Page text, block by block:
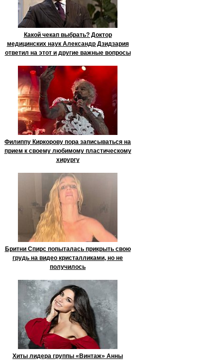
Какой чекап выбрать? Доктор
медицинских наук Александр Дзидзария
ответил на этот и другие важные вопросы
Филиппу Киркорову пора записываться на
прием к своему любимому пластическому
хирургу
Бритни Спирс попыталась прикрыть свою
грудь на видео кристалликами, но не
получилось
Хиты лидера группы «Винтаж» Анны